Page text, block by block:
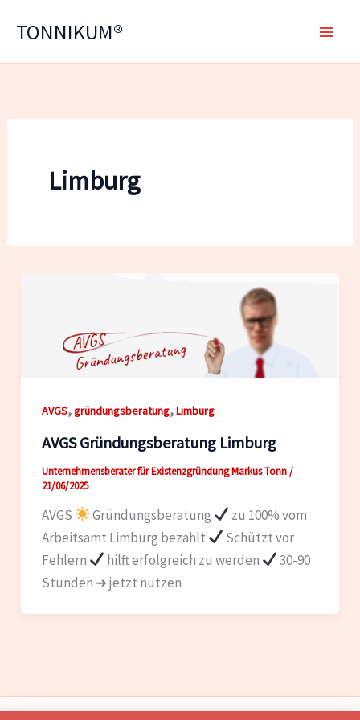
InhaltTONNIKUM®
Limburg
AVGS,gründungsberatung,Limburg
AVGS Gründungsberatung Limburg
Unternehmensberater für Existenzgründung Markus Tonn/
21/06/2025
AVGS Gründungsberatung
zu 100% vom
Arbeitsamt Limburg bezahlt
Schützt vor
Fehlern
hilft erfolgreich zu werden
30-90
Stunden ➜ jetzt nutzen